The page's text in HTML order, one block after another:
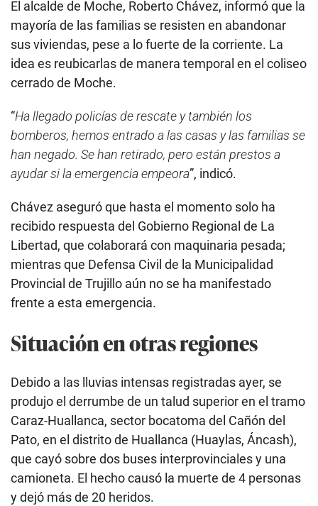
El alcalde de Moche, Roberto Chávez, informó que la
mayoría de las familias se resisten en abandonar
sus viviendas, pese a lo fuerte de la corriente. La
idea es reubicarlas de manera temporal en el coliseo
cerrado de Moche.
“Ha llegado policías de rescate y también los
bomberos, hemos entrado a las casas y las familias se
han negado. Se han retirado, pero están prestos a
ayudar si la emergencia empeora”, indicó.
Chávez aseguró que hasta el momento solo ha
recibido respuesta del Gobierno Regional de La
Libertad, que colaborará con maquinaria pesada;
mientras que Defensa Civil de la Municipalidad
Provincial de Trujillo aún no se ha manifestado
frente a esta emergencia.
Situación en otras regiones
Debido a las lluvias intensas registradas ayer, se
produjo el derrumbe de un talud superior en el tramo
Caraz-Huallanca, sector bocatoma del Cañón del
Pato, en el distrito de Huallanca (Huaylas, Áncash),
que cayó sobre dos buses interprovinciales y una
camioneta. El hecho causó la muerte de 4 personas
y dejó más de 20 heridos.